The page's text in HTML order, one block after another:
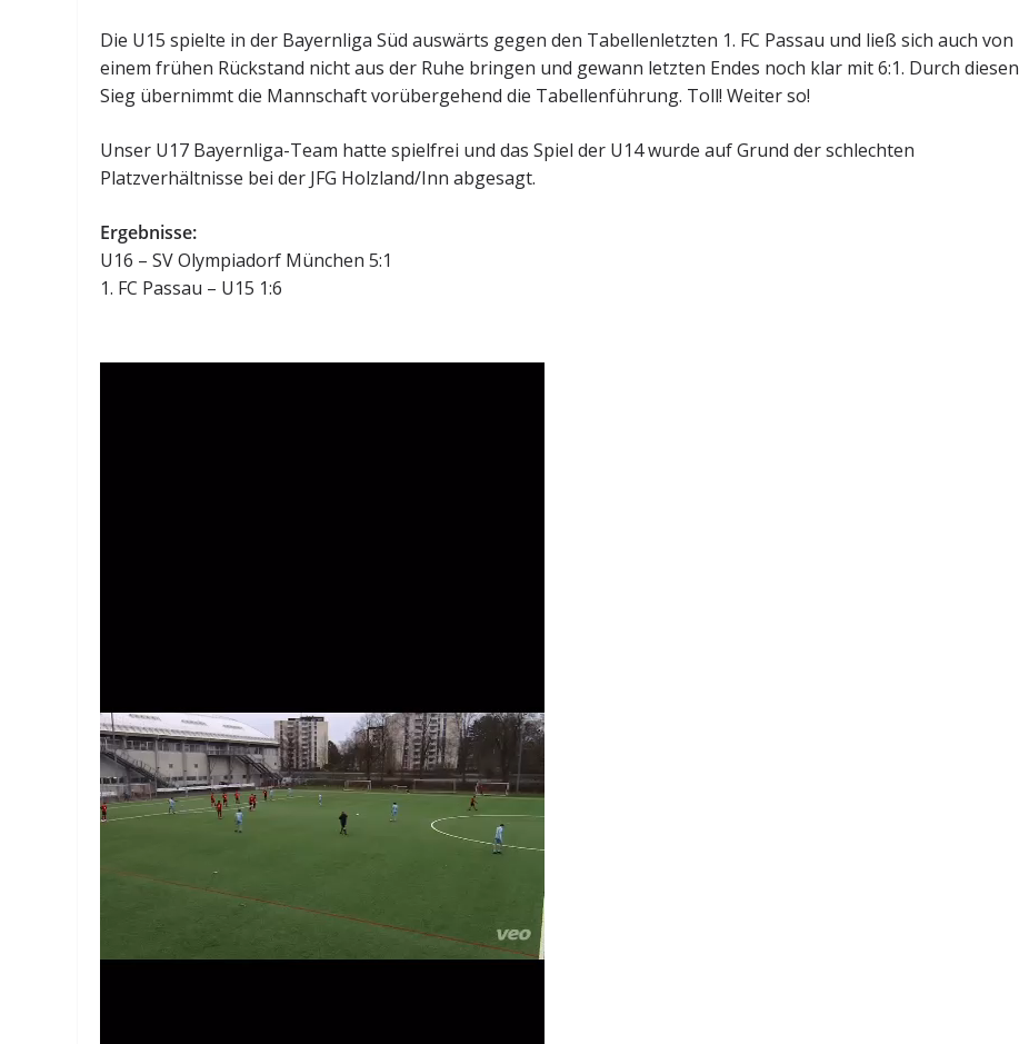
Die U15 spielte in der Bayernliga Süd auswärts gegen den Tabellenletzten 1. FC Passau und ließ sich auch von
einem frühen Rückstand nicht aus der Ruhe bringen und gewann letzten Endes noch klar mit 6:1. Durch diesen
Sieg übernimmt die Mannschaft vorübergehend die Tabellenführung. Toll! Weiter so!
Unser U17 Bayernliga-Team hatte spielfrei und das Spiel der U14 wurde auf Grund der schlechten
Platzverhältnisse bei der JFG Holzland/Inn abgesagt.
Ergebnisse:
U16 – SV Olympiadorf München 5:1
1. FC Passau – U15 1:6